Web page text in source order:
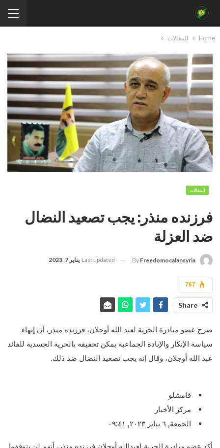
Home المقالات
المقالات
فرزنده منذر: يجب تصعيد النضال
ضد العزلة
By Freedomocalansyria
Last updated يناير 7, 2023
767
Share
صرح عضو مبادرة الحرية لعبد الله أوجلان، فرزنده منذر، أن إنهاء
سياسة الإنكار والإبادة الجماعية يمكن تحقيقه بالحرية الجسدية للقائد
عبد الله أوجلان، وقال إنه يجب تصعيد النضال ضد ذلك.
قامشلو
مركز الأخبار
الجمعة, ٦ يناير ٢٠٢٣, ٠٩:٤١
أكد عضو مبادرة الحرية لعبدالله أوجلان فرزنده منذر، أنهم لن يتوقفوا